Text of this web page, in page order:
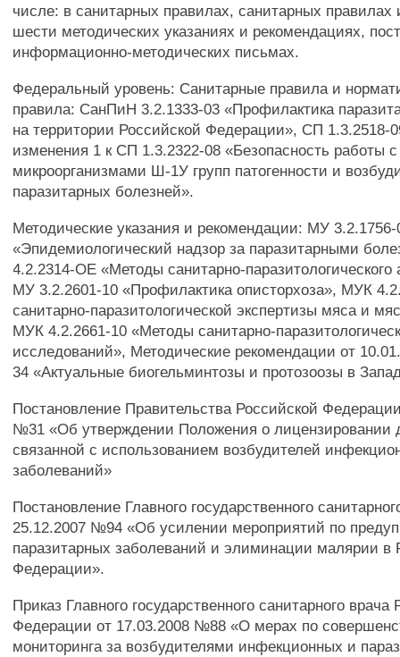
числе: в санитарных правилах, санитарных правилах
шести методических указаниях и рекомендациях,
информационно-методических письмах.
Федеральный уровень: Санитарные правила и
правила: СанПиН 3.2.1333-03 «Профилактика
на территории Российской Федерации», СП 1.3.2518-
изменения 1 к СП 1.3.2322-08 «Безопасность работы с
микроорганизмами Ш-1У групп патогенности и
паразитарных болезней».
Методические указания и рекомендации: МУ 3.2.1756-
«Эпидемиологический надзор за паразитарными
4.2.2314-ОЕ «Методы санитарно-
МУ 3.2.2601-10 «Профилактика описторхоза», МУК
санитарно-паразитологической экспертизы мяса и
МУК 4.2.2661-10 «Методы санитарно-
исследований», Методические рекомендации от
34 «Актуальные биогельминтозы и протозоозы в
Постановление Правительства Российской
№31 «Об утверждении Положения о лицензировании
связанной с использованием возбудителей
заболеваний»
Постановление Главного государственного
25.12.2007 №94 «Об усилении мероприятий по
паразитарных заболеваний и элиминации малярии в
Федерации».
Приказ Главного государственного санитарного врача
Федерации от 17.03.2008 №88 «О мерах по
мониторинга за возбудителями инфекционных и